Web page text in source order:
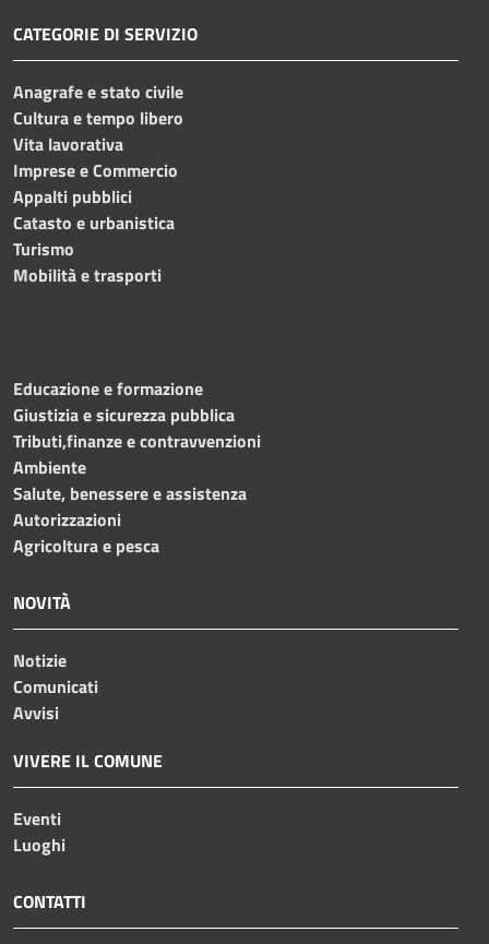
CATEGORIE DI SERVIZIO
Anagrafe e stato civile
Cultura e tempo libero
Vita lavorativa
Imprese e Commercio
Appalti pubblici
Catasto e urbanistica
Turismo
Mobilità e trasporti
Educazione e formazione
Giustizia e sicurezza pubblica
Tributi,finanze e contravvenzioni
Ambiente
Salute, benessere e assistenza
Autorizzazioni
Agricoltura e pesca
NOVITÀ
Notizie
Comunicati
Avvisi
VIVERE IL COMUNE
Eventi
Luoghi
CONTATTI